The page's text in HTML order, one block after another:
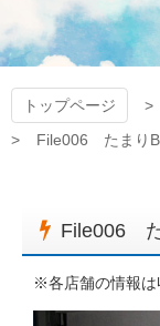
プ
トップページ
File006 たまり
File006
※各店舗の情報は